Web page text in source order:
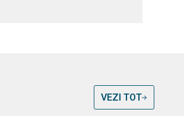
VEZI TOT